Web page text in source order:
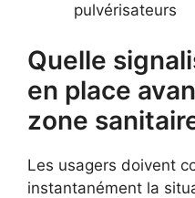
pulvérisateurs
Quelle
en place
zone
Les usagers doivent
instantanément la